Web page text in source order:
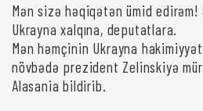
Mən sizə həqiqətən ümid edirəm!
Ukrayna xalqına, deputatlara.
Mən həmçinin Ukrayna
növbədə prezident Zelinskiyə
Alasania bildirib.